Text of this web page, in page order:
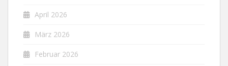
April 2026
März 2026
Februar 2026